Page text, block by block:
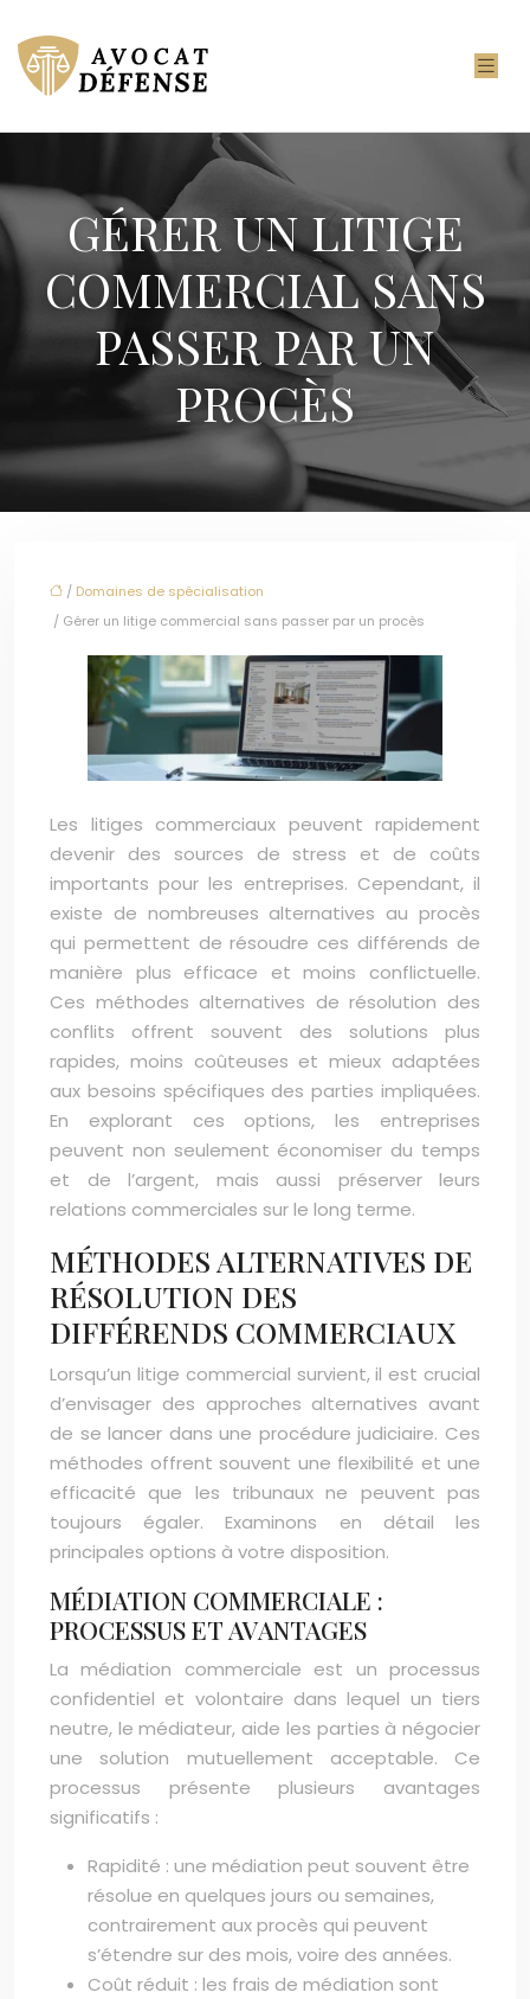
GÉRER UN LITIGE
COMMERCIAL SANS
PASSER PAR UN
PROCÈS
/ Domaines de spécialisation
/ Gérer un litige commercial sans passer par un procès
Les litiges commerciaux peuvent rapidement
devenir des sources de stress et de coûts
importants pour les entreprises. Cependant, il
existe de nombreuses alternatives au procès
qui permettent de résoudre ces différends de
manière plus efficace et moins conflictuelle.
Ces méthodes alternatives de résolution des
conflits offrent souvent des solutions plus
rapides, moins coûteuses et mieux adaptées
aux besoins spécifiques des parties impliquées.
En explorant ces options, les entreprises
peuvent non seulement économiser du temps
et de l’argent, mais aussi préserver leurs
relations commerciales sur le long terme.
MÉTHODES ALTERNATIVES DE
RÉSOLUTION DES
DIFFÉRENDS COMMERCIAUX
Lorsqu’un litige commercial survient, il est crucial
d’envisager des approches alternatives avant
de se lancer dans une procédure judiciaire. Ces
méthodes offrent souvent une flexibilité et une
efficacité que les tribunaux ne peuvent pas
toujours égaler. Examinons en détail les
principales options à votre disposition.
MÉDIATION COMMERCIALE :
PROCESSUS ET AVANTAGES
La médiation commerciale est un processus
confidentiel et volontaire dans lequel un tiers
neutre, le médiateur, aide les parties à négocier
une solution mutuellement acceptable. Ce
processus présente plusieurs avantages
significatifs :
Rapidité : une médiation peut souvent être
résolue en quelques jours ou semaines,
contrairement aux procès qui peuvent
s’étendre sur des mois, voire des années.
Coût réduit : les frais de médiation sont